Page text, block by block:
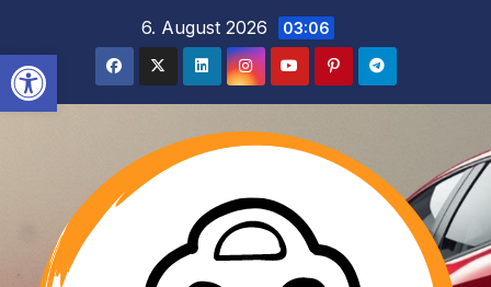
Werkzeugleiste öffnen
springen
6. August 2026 03:06